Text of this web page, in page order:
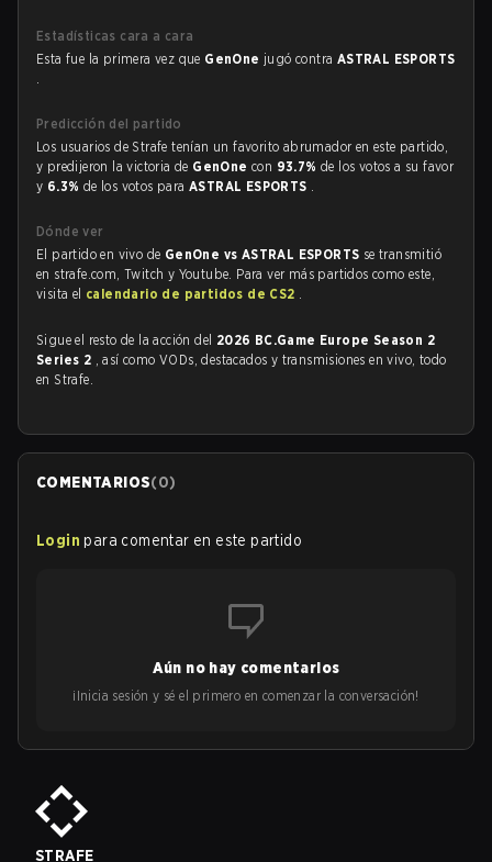
Estadísticas cara a cara
Esta fue la primera vez que GenOne jugó contra ASTRAL ESPORTS
.
Predicción del partido
Los usuarios de Strafe tenían un favorito abrumador en este partido,
y predijeron la victoria de GenOnecon 93.7%de los votos a su favor
y 6.3% de los votos paraASTRAL ESPORTS .
Dónde ver
El partido en vivo de GenOne vs ASTRAL ESPORTS se transmitió
en strafe.com, Twitch y Youtube. Para ver más partidos como este,
visita el calendario de partidos de CS2 .
Sigue el resto de la acción del 2026 BC.Game Europe Season 2
Series 2 , así como VODs, destacados y transmisiones en vivo, todo
en Strafe.
COMENTARIOS(0)
Login para comentar en este partido
Aún no hay comentarios
¡Inicia sesión y sé el primero en comenzar la conversación!
STRAFE